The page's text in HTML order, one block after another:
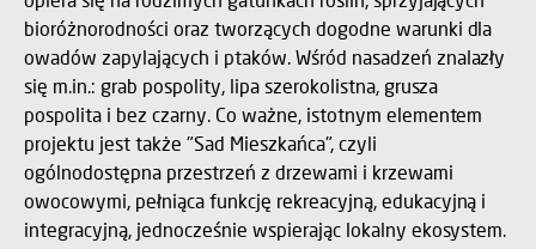
bioróżnorodności oraz tworzących dogodne warunki dla
owadów zapylających i ptaków. Wśród nasadzeń znalazły
się m.in.: grab pospolity, lipa szerokolistna, grusza
pospolita i bez czarny. Co ważne, istotnym elementem
projektu jest także "Sad Mieszkańca", czyli
ogólnodostępna przestrzeń z drzewami i krzewami
owocowymi, pełniąca funkcję rekreacyjną, edukacyjną i
integracyjną, jednocześnie wspierając lokalny ekosystem.